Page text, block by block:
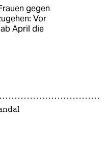
gegen
Vor
April die